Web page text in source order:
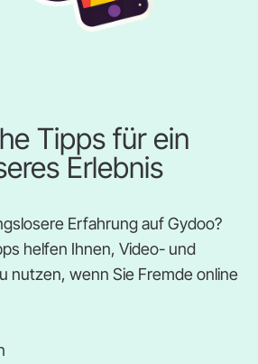
Tipps für ein
Erlebnis
Erfahrung auf Gydoo?
helfen Ihnen, Video- und
nutzen, wenn Sie Fremde online